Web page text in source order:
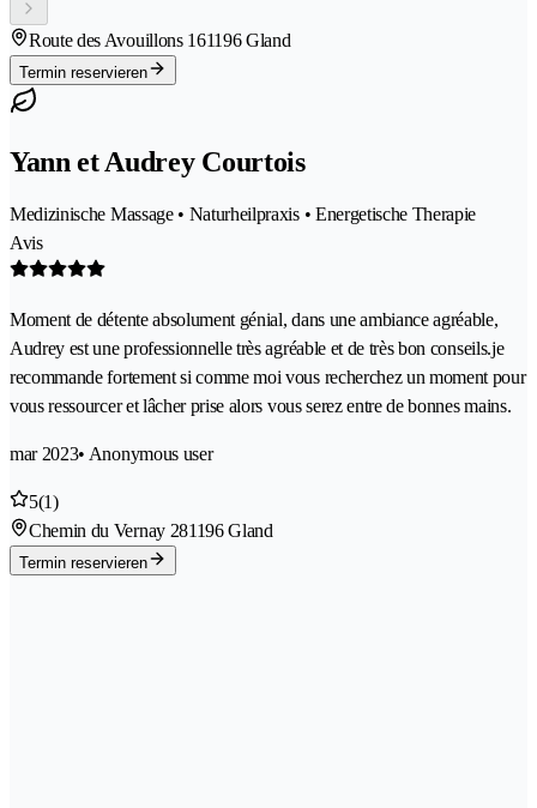
Route des Avouillons 161196 Gland
Termin reservieren
Yann et Audrey Courtois
Medizinische Massage • Naturheilpraxis • Energetische Therapie
Avis
Moment de détente absolument génial, dans une ambiance agréable,
Audrey est une professionnelle très agréable et de très bon conseils.je
recommande fortement si comme moi vous recherchez un moment pour
vous ressourcer et lâcher prise alors vous serez entre de bonnes mains.
mar 2023• Anonymous user
5(1)
Chemin du Vernay 281196 Gland
Termin reservieren